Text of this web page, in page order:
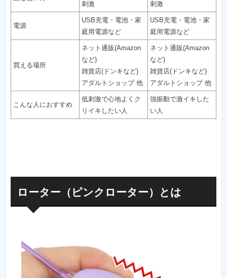
刺激
刺激
電源
USB充電・電池・家
庭用電源など
USB充電・電池・家
庭用電源など
買える場所
ネット通販(Amazon
など)
雑貨店(ドンキなど)
アダルトショップ 他
ネット通販(Amazon
など)
雑貨店(ドンキなど)
アダルトショップ 他
こんな人におすすめ
低刺激で心地よくク
リイキしたい人
強振動で激イキした
い人
ローター（ピンクローター）とは